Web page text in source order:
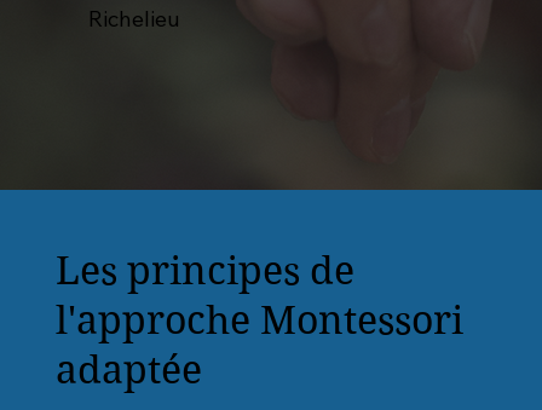
Les principes de
l'approche Montessori
adaptée
Richelieu